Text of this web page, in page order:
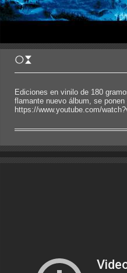
Ediciones en vinilo de 180
flamante nuevo álbum, se
https://www.youtube.com/